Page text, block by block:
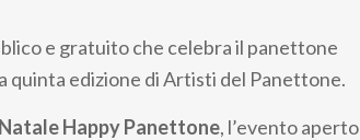
e gratuito che celebra il panettone
quinta edizione di Artisti del Panettone.
Happy Panettone, l’evento aperto